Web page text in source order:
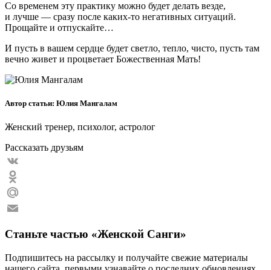
Со временем эту практику можно будет делать везде,
и лучше — сразу после каких-то негативных ситуаций.
Прощайте и отпускайте…
И пусть в вашем сердце будет светло, тепло, чисто, пусть там
вечно живет и процветает Божественная Мать!
Автор статьи: Юлия Мангалам
Женский тренер, психолог, астролог
Рассказать друзьям
VK
Odnoklassniki
Mail.Ru
Станьте частью «Женской Санги»
Подпишитесь на рассылку и получайте свежие материалы